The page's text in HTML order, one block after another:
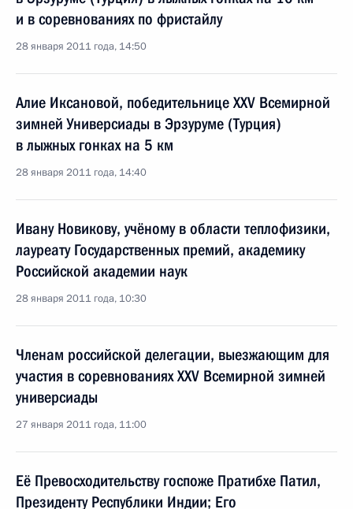
и в соревнованиях по фристайлу
28 января 2011 года, 14:50
Алие Иксановой, победительнице XXV Всемирной
зимней Универсиады в Эрзуруме (Турция)
в лыжных гонках на 5 км
28 января 2011 года, 14:40
Ивану Новикову, учёному в области теплофизики,
лауреату Государственных премий, академику
Российской академии наук
28 января 2011 года, 10:30
Членам российской делегации, выезжающим для
участия в соревнованиях XXV Всемирной зимней
универсиады
27 января 2011 года, 11:00
Её Превосходительству госпоже Пратибхе Патил,
Президенту Республики Индии; Его